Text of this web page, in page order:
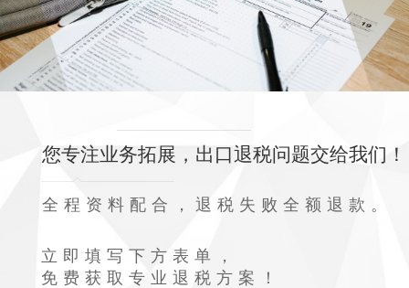
您专注业务拓展，出口退税问题交给我们！
全程资料配合，退税失败全额退款。
立即填写下方表单，
免费获取专业退税方案！